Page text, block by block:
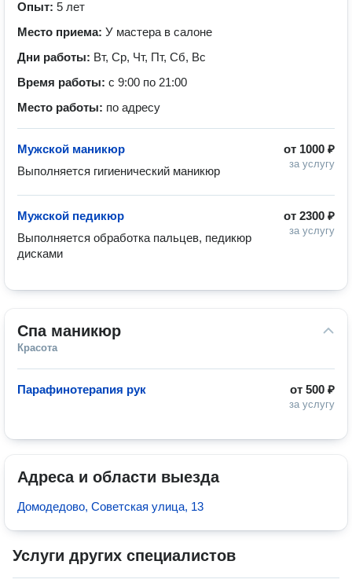
Опыт: 5 лет
Место приема: У мастера в салоне
Дни работы: Вт, Ср, Чт, Пт, Сб, Вс
Время работы: с 9:00 по 21:00
Место работы: по адресу
от 1000 ₽
за услугу
Мужской маникюр
Выполняется гигиенический маникюр
от 2300 ₽
за услугу
Мужской педикюр
Выполняется обработка пальцев, педикюр
дисками
Спа маникюр
Красота
от 500 ₽
за услугу
Парафинотерапия рук
Адреса и области выезда
Домодедово, Советская улица, 13
Услуги других специалистов